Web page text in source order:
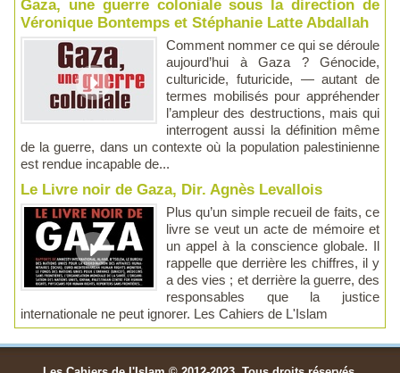
Gaza, une guerre coloniale sous la direction de
Véronique Bontemps et Stéphanie Latte Abdallah
Comment nommer ce qui se déroule
aujourd’hui à Gaza ? Génocide,
culturicide, futuricide, — autant de
termes mobilisés pour appréhender
l’ampleur des destructions, mais qui
interrogent aussi la définition même
de la guerre, dans un contexte où la population palestinienne
est rendue incapable de...
Le Livre noir de Gaza, Dir. Agnès Levallois
Plus qu’un simple recueil de faits, ce
livre se veut un acte de mémoire et
un appel à la conscience globale. Il
rappelle que derrière les chiffres, il y
a des vies ; et derrière la guerre, des
responsables que la justice
internationale ne peut ignorer. Les Cahiers de L'Islam